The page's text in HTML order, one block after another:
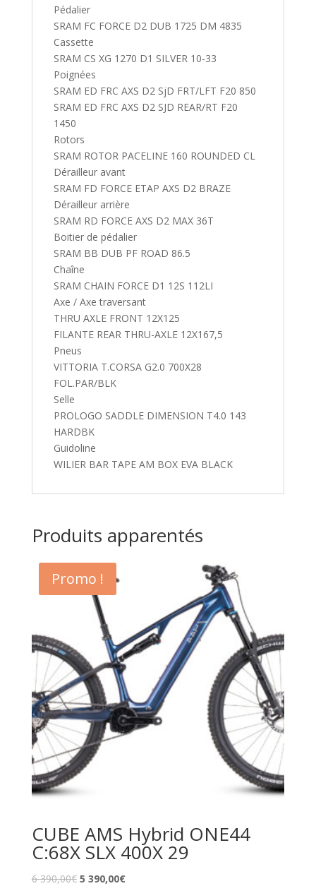
Pédalier
SRAM FC FORCE D2 DUB 1725 DM 4835
Cassette
SRAM CS XG 1270 D1 SILVER 10-33
Poignées
SRAM ED FRC AXS D2 SjD FRT/LFT F20 850
SRAM ED FRC AXS D2 SJD REAR/RT F20
1450
Rotors
SRAM ROTOR PACELINE 160 ROUNDED CL
Dérailleur avant
SRAM FD FORCE ETAP AXS D2 BRAZE
Dérailleur arrière
SRAM RD FORCE AXS D2 MAX 36T
Boitier de pédalier
SRAM BB DUB PF ROAD 86.5
Chaîne
SRAM CHAIN FORCE D1 12S 112LI
Axe / Axe traversant
THRU AXLE FRONT 12X125
FILANTE REAR THRU-AXLE 12X167,5
Pneus
VITTORIA T.CORSA G2.0 700X28
FOL.PAR/BLK
Selle
PROLOGO SADDLE DIMENSION T4.0 143
HARDBK
Guidoline
WILIER BAR TAPE AM BOX EVA BLACK
Produits apparentés
Promo !
CUBE AMS Hybrid ONE44
C:68X SLX 400X 29
6 390,00€ 5 390,00€